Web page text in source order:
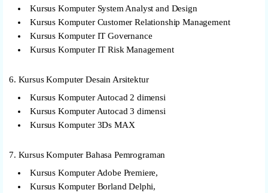
Kursus Komputer System Analyst and Design
Kursus Komputer Customer Relationship Management
Kursus Komputer IT Governance
Kursus Komputer IT Risk Management
6. Kursus Komputer Desain Arsitektur
Kursus Komputer Autocad 2 dimensi
Kursus Komputer Autocad 3 dimensi
Kursus Komputer 3Ds MAX
7. Kursus Komputer Bahasa Pemrograman
Kursus Komputer Adobe Premiere,
Kursus Komputer Borland Delphi,